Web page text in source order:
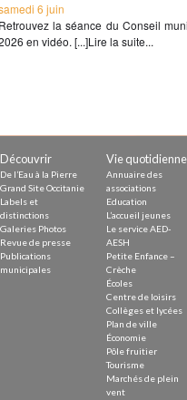
6 juin
Retrouvez la séance du Conseil
en vidéo. [...]Lire la suite...
Découvrir
De l’Eau à la Pierre
Grand Site Occitanie
Labels et
distinctions
Galeries Photos
Revue de presse
Publications
municipales
Vie quotidienne
Annuaire des
associations
Education
L’accueil jeunes
Le service AED-
AESH
Petite Enfance –
Crèche
Écoles
Centre de loisirs
Collèges et lycées
Plan de ville
Économie
Pôle fruitier
Tourisme
Marchés de plein
vent